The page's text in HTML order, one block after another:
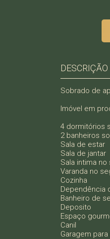
DESCRIÇÃO
Sobrado de
Imóvel em
4 dormitórios
2 banheiros
Sala de estar
Sala de jantar
Sala intima
Varanda no
Cozinha
Dependência
Banheiro de
Deposito
Espaço
Canil
Garagem